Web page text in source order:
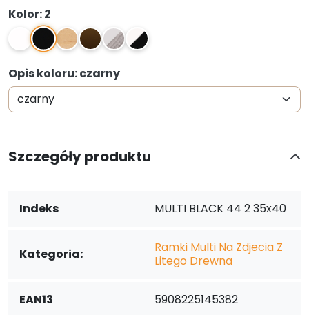
Kolor: 2
2 0N 4N 1,04
Opis koloru: czarny
Szczegóły produktu
Indeks MULTI BLACK 44 2 35x40
Kategoria:
Ramki Multi Na Zdjecia Z
Litego Drewna
EAN13 5908225145382